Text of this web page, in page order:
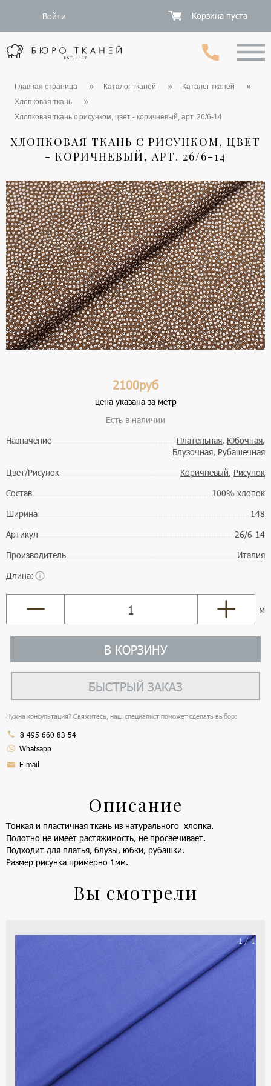
Войти Корзина пуста
Главная страница Каталог тканей
Каталог тканей
Хлопковая ткань
Хлопковая ткань с рисунком, цвет - коричневый, арт. 26/6-14
ХЛОПКОВАЯ ТКАНЬ С РИСУНКОМ, ЦВЕТ
- КОРИЧНЕВЫЙ, АРТ. 26/6-14
1 / 6
2100руб
цена указана за метр
Есть в наличии
Назначение
Плательная, Юбочная,
Блузочная, Рубашечная
Цвет/Рисунок
Коричневый, Рисунок
Состав
100% хлопок
Ширина
148
Артикул
26/6-14
Производитель
Италия
Длина:
м
В КОРЗИНУ
БЫСТРЫЙ ЗАКАЗ
Нужна консультация? Свяжитесь, наш специалист поможет сделать выбор:
8 495 660 83 54
Whatsapp
E-mail
Описание
Тонкая и пластичная ткань из натурального хлопка.
Полотно не имеет растяжимость, не просвечивает.
Подходит для платья, блузы, юбки, рубашки.
Размер рисунка примерно 1мм.
Вы смотрели
1 / 4